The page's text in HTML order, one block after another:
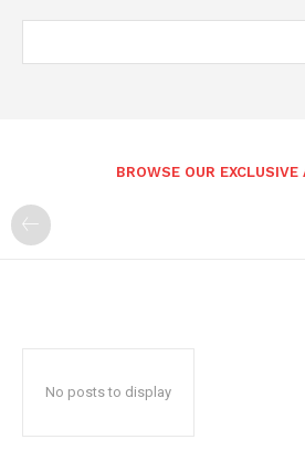
BROWSE OUR
No posts to display